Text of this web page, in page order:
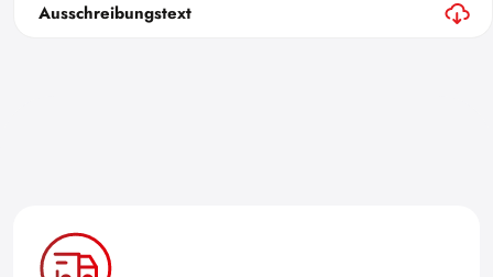
Ausschreibungstext